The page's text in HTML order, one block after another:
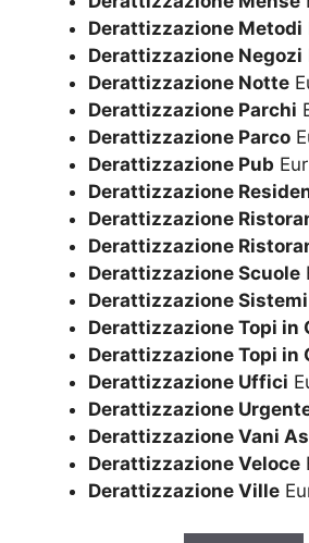
Derattizzazione Metodi
Derattizzazione Negozi
Derattizzazione Notte
Derattizzazione Parchi
Derattizzazione Parco
Derattizzazione Pub Eur
Derattizzazione
Derattizzazione
Derattizzazione
Derattizzazione Scuole
Derattizzazione Sistemi
Derattizzazione Topi in
Derattizzazione Topi in
Derattizzazione Uffici
Derattizzazione
Derattizzazione Vani
Derattizzazione Veloce
Derattizzazione Ville